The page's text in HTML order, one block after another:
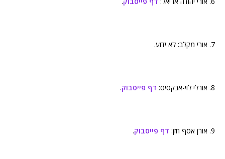
7. אורי מקלב: לא ידוע.
8. אורלי לוי-אבקסיס: דף פייסבוק.
9. אורן אסף חזן: דף פייסבוק.